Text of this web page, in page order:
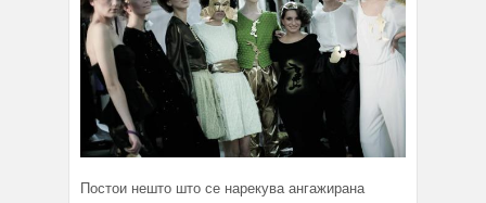
Постои нешто што се нарекува ангажирана